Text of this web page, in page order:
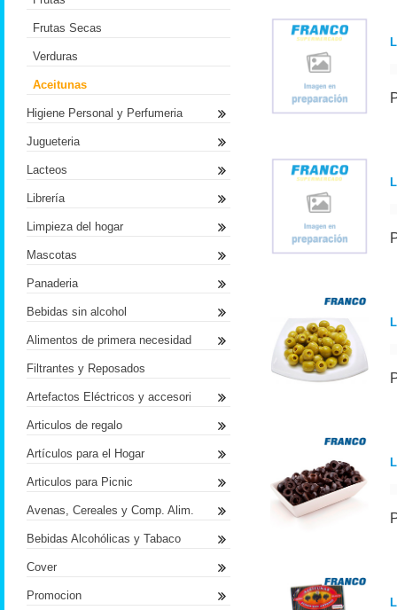
Frutas Secas
Verduras
Aceitunas
Higiene Personal y Perfumeria
Jugueteria
Lacteos
Librería
Limpieza del hogar
Mascotas
Panaderia
Bebidas sin alcohol
Alimentos de primera necesidad
Filtrantes y Reposados
Artefactos Eléctricos y accesori
Articulos de regalo
Artículos para el Hogar
Articulos para Picnic
Avenas, Cereales y Comp. Alim.
Bebidas Alcohólicas y Tabaco
Cover
Promocion